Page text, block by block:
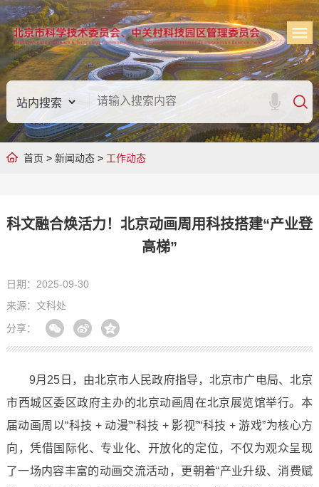
首页 > 新闻动态> 工作动态
科文融合焕活力！北京动画周用科技搭建“产业登
高梯”
日期：2025-09-30
来源：文科处
分享：
9月25日，由北京市人民政府指导，北京市广电局、北京
市西城区委区政府主办的北京动画周在北京展览馆举行。本
届动画周以“科技 + 动漫”“科技 + 影视”“科技 + 游戏”为核心方
向，凭借国际化、专业化、开放化的定位，不仅为观众呈现
了一场内容丰富的动画交流活动，更朝着“产业升级、消费赋